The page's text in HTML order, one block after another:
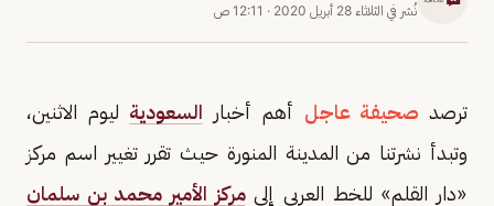
نُشر في الثلاثاء 28 أبريل 2020 · 12:11 ص
ترصدصحيفة عاجل أهم أخبار السعودية ليوم الاثنين،
وتبدأ نشرتنا من المدينة المنورة حيث تقرر تغيير اسم مركز
«دار القلم» للخط العربي إلىمركز الأمير محمد بن سلمان